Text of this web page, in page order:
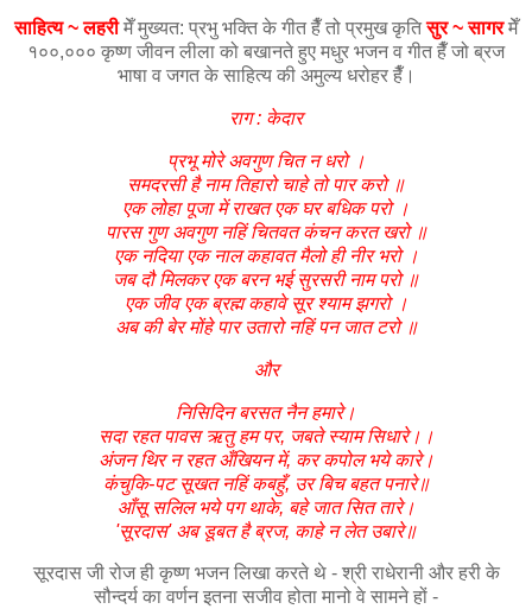
साहित्य ~ लहरीमेँ मुख्यत: प्रभु भक्ति के गीत हैँ तो प्रमुख कृतिसुर ~ सागरमेँ
१००,००० कृष्ण जीवन लीला को बखानते हुए मधुर भजन व गीत हैँ जो ब्रज
भाषा व जगत के साहित्य की अमुल्य धरोहर हैँ।
राग : केदार
प्रभू मोरे अवगुण चित न धरो ।
समदरसी है नाम तिहारो चाहे तो पार करो ॥
एक लोहा पूजा में राखत एक घर बधिक परो ।
पारस गुण अवगुण नहिं चितवत कंचन करत खरो ॥
एक नदिया एक नाल कहावत मैलो ही नीर भरो ।
जब दौ मिलकर एक बरन भई सुरसरी नाम परो ॥
एक जीव एक ब्रह्म कहावे सूर श्याम झगरो ।
अब की बेर मोंहे पार उतारो नहिं पन जात टरो ॥
और
निसिदिन बरसत नैन हमारे।
सदा रहत पावस ऋतु हम पर, जबते स्याम सिधारे।।
अंजन थिर न रहत अँखियन में, कर कपोल भये कारे।
कंचुकि-पट सूखत नहिं कबहुँ, उर बिच बहत पनारे॥
आँसू सलिल भये पग थाके, बहे जात सित तारे।
'सूरदास' अब डूबत है ब्रज, काहे न लेत उबारे॥
सूरदास जी रोज ही कृष्ण भजन लिखा करते थे - श्री राधेरानी और हरी के
सौन्दर्य का वर्णन इतना सजीव होता मानो वे सामने हों -